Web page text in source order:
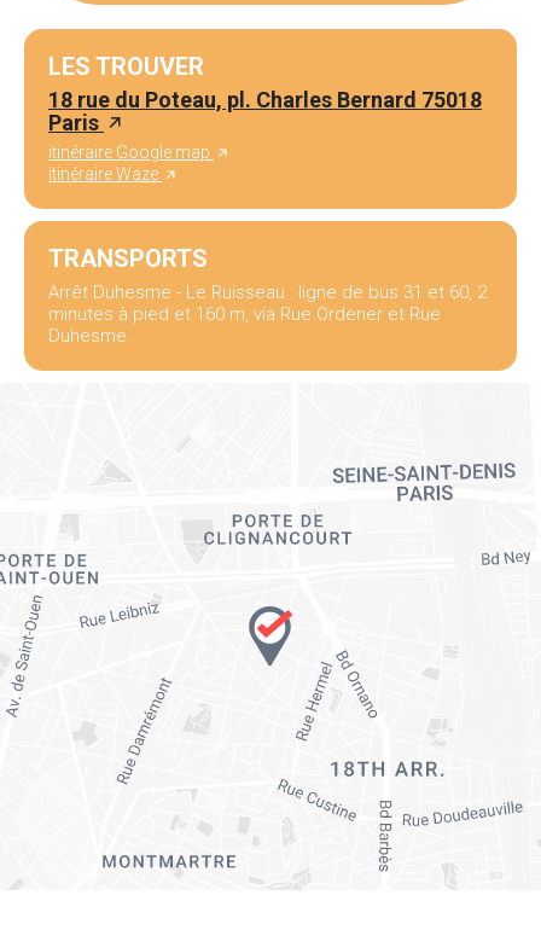
LES TROUVER
18 rue du Poteau, pl. Charles Bernard 75018
Paris
itinéraire Google map
itinéraire Waze
TRANSPORTS
Arrêt Duhesme - Le Ruisseau : ligne de bus 31 et 60, 2
minutes à pied et 160 m, via Rue Ordener et Rue
Duhesme.